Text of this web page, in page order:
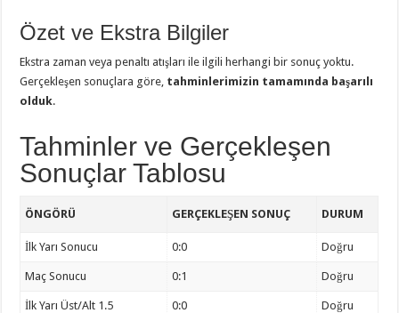
Özet ve Ekstra Bilgiler
Ekstra zaman veya penaltı atışları ile ilgili herhangi bir sonuç yoktu.
Gerçekleşen sonuçlara göre, tahminlerimizin tamamında başarılı
olduk.
Tahminler ve Gerçekleşen
Sonuçlar Tablosu
ÖNGÖRÜ GERÇEKLEŞEN SONUÇ DURUM
İlk Yarı Sonucu 0:0 Doğru
Maç Sonucu 0:1 Doğru
İlk Yarı Üst/Alt 1.5 0:0 Doğru